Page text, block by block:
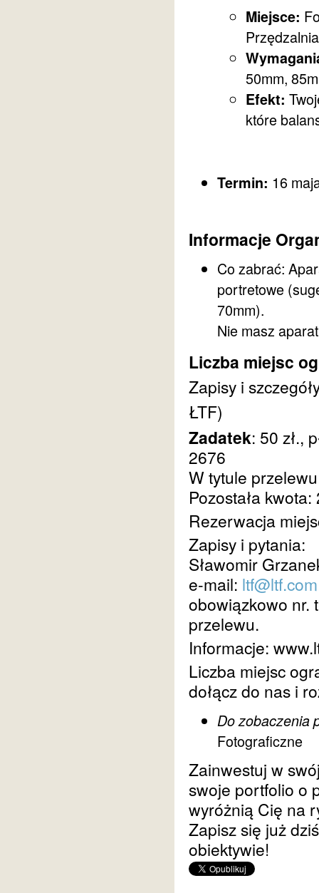
Miejsce:
50mm,
Efekt:
które
Termin: 16
Informacje
Co zabrać:
portretowe
70mm).
Nie masz
Liczba miejsc
Zapisy i
ŁTF)
Zadatek: 50 zł.,
2676
W tytule
Pozostała
Rezerwacja
Zapisy i pytania:
Sławomir
e-mail:
obowiązkowo nr.
przelewu.
Informacje:
Liczba miejsc
dołącz do nas i
Do zobaczenia
Fotograficzne
Zainwestuj w
swoje portfolio o
wyróżnią Cię na
Zapisz się już
obiektywie!